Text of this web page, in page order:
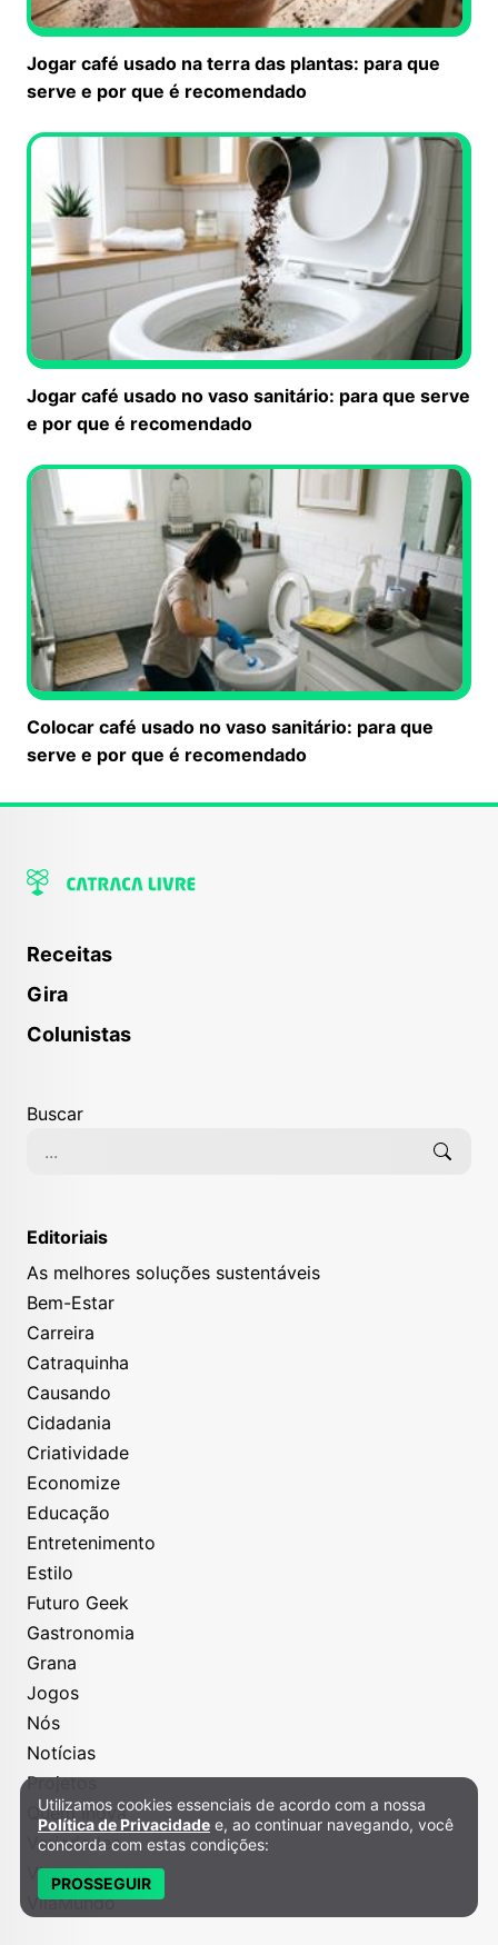
Jogar café usado na terra das plantas: para que
serve e por que é recomendado
Jogar café usado no vaso sanitário: para que serve
e por que é recomendado
Colocar café usado no vaso sanitário: para que
serve e por que é recomendado
Receitas
Gira
Colunistas
Buscar
Editoriais
As melhores soluções sustentáveis
Bem-Estar
Carreira
Catraquinha
Causando
Cidadania
Criatividade
Economize
Educação
Entretenimento
Estilo
Futuro Geek
Gastronomia
Grana
Jogos
Nós
Notícias
Projetos
Quem Inova
Variedades
Viagem
VilaMundo
Política de Privacidade e Cookies
Utilizamos cookies essenciais de acordo com a nossa
Política de Privacidade e, ao continuar navegando, você
concorda com estas condições:
PROSSEGUIR